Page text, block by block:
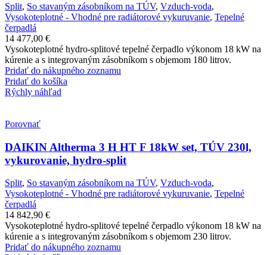
Split, So stavaným zásobníkom na TÚV, Vzduch-voda,
Vysokoteplotné - Vhodné pre radiátorové vykuruvanie, Tepelné
čerpadlá
14 477,00 €
Vysokoteplotné hydro-splitové tepelné čerpadlo výkonom 18 kW na
kúrenie a s integrovaným zásobníkom s objemom 180 litrov.
Pridať do nákupného zoznamu
Pridať do košíka
Rýchly náhľad
Porovnať
DAIKIN Altherma 3 H HT F 18kW set, TÚV 230l,
vykurovanie, hydro-split
Split, So stavaným zásobníkom na TÚV, Vzduch-voda,
Vysokoteplotné - Vhodné pre radiátorové vykuruvanie, Tepelné
čerpadlá
14 842,90 €
Vysokoteplotné hydro-splitové tepelné čerpadlo výkonom 18 kW na
kúrenie a s integrovaným zásobníkom s objemom 230 litrov.
Pridať do nákupného zoznamu